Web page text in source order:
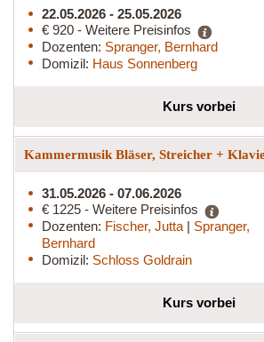
22.05.2026 - 25.05.2026
€ 920 - Weitere Preisinfos
Dozenten: Spranger, Bernhard
Domizil: Haus Sonnenberg
Kurs vorbei
Kammermusik Bläser, Streicher +
31.05.2026 - 07.06.2026
€ 1225 - Weitere Preisinfos
Dozenten: Fischer, Jutta | Spranger,
Bernhard
Domizil: Schloss Goldrain
Kurs vorbei